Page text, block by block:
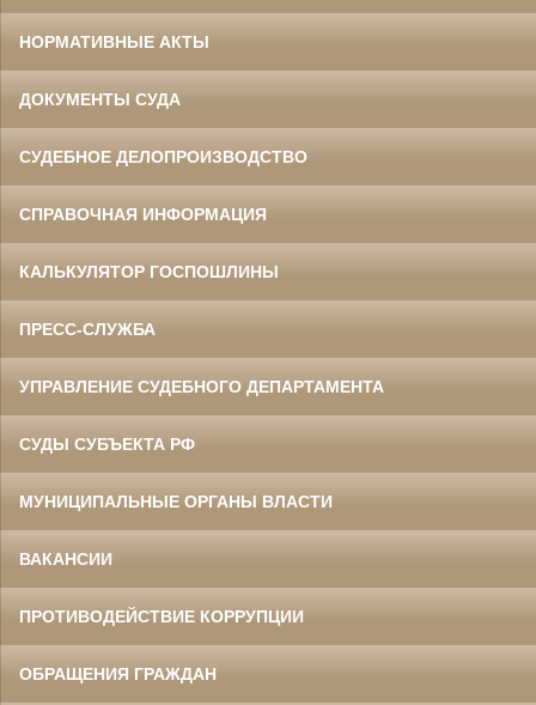
НОРМАТИВНЫЕ АКТЫ
ДОКУМЕНТЫ СУДА
СУДЕБНОЕ ДЕЛОПРОИЗВОДСТВО
СПРАВОЧНАЯ ИНФОРМАЦИЯ
КАЛЬКУЛЯТОР ГОСПОШЛИНЫ
ПРЕСС-СЛУЖБА
УПРАВЛЕНИЕ СУДЕБНОГО ДЕПАРТАМЕНТА
СУДЫ СУБЪЕКТА РФ
МУНИЦИПАЛЬНЫЕ ОРГАНЫ ВЛАСТИ
ВАКАНСИИ
ПРОТИВОДЕЙСТВИЕ КОРРУПЦИИ
ОБРАЩЕНИЯ ГРАЖДАН